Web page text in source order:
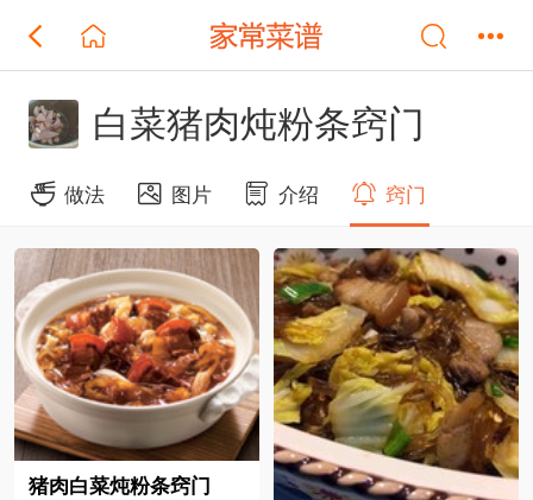
白菜猪肉炖粉条窍门
做法 图片 介绍 窍门
猪肉白菜炖粉条窍门